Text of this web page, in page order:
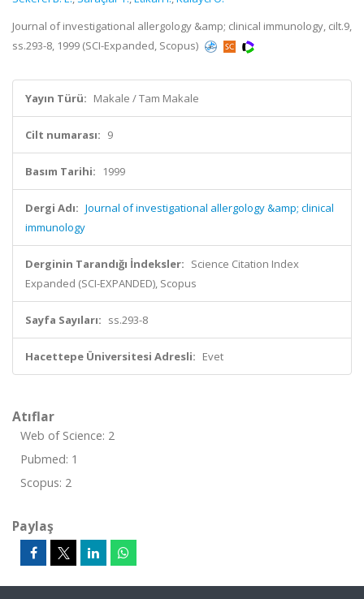
Journal of investigational allergology &amp; clinical immunology, cilt.9,
ss.293-8, 1999 (SCI-Expanded, Scopus)
Yayın Türü: Makale / Tam Makale
Cilt numarası: 9
Basım Tarihi: 1999
Dergi Adı: Journal of investigational allergology &amp; clinical
immunology
Derginin Tarandığı İndeksler: Science Citation Index
Expanded (SCI-EXPANDED), Scopus
Sayfa Sayıları: ss.293-8
Hacettepe Üniversitesi Adresli: Evet
Atıflar
Web of Science: 2
Pubmed: 1
Scopus: 2
Paylaş